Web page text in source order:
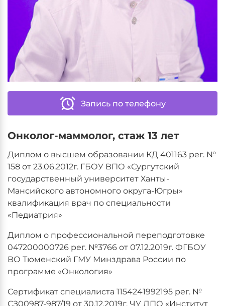
Запись по телефону
Онколог-маммолог, стаж 13 лет
Диплом о высшем образовании КД 401163 рег. №
158 от 23.06.2012г. ГБОУ ВПО «Сургутский
государственный университет Ханты-
Мансийского автономного округа-Югры»
квалификация врач по специальности
«Педиатрия»
Диплом о профессиональной переподготовке
047200000726 рег. №3766 от 07.12.2019г. ФГБОУ
ВО Тюменский ГМУ Минздрава России по
программе «Онкология»
Сертификат специалиста 1154241992195 рег. №
СЗ00987-987/19 от 30.12.2019г. ЧУ ДПО «Институт